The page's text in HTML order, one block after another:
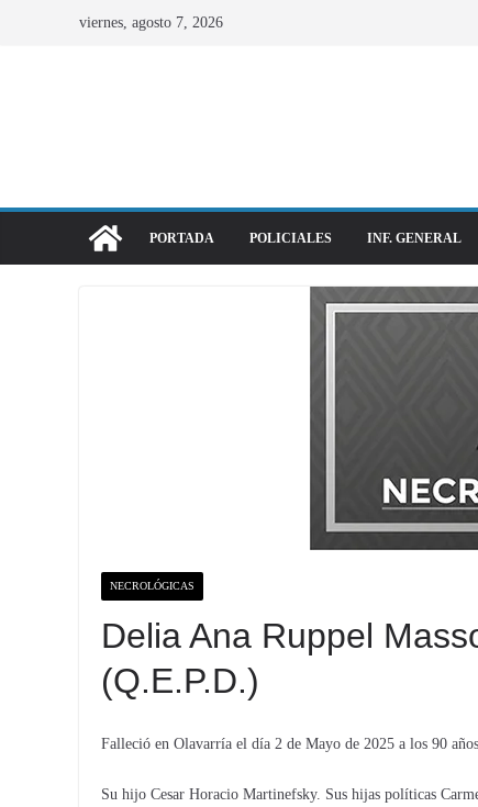
viernes, agosto 7, 2026
PORTADA POLICIALES INF. GENERAL
NECROLÓGICAS
Delia Ana Ruppel
(Q.E.P.D.)
Falleció en Olavarría el día 2 de Mayo de 2025 a los 90
Su hijo Cesar Horacio Martinefsky. Sus hijas políticas